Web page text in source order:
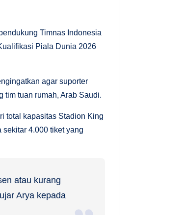
Timnas Indonesia
Piala Dunia 2026
agar suporter
tim tuan rumah, Arab Saudi.
total kapasitas Stadion King
4.000 tiket yang
atau kurang
Arya kepada